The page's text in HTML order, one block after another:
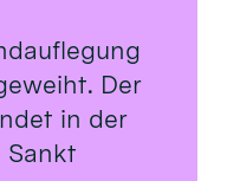
Der
in der
Sankt